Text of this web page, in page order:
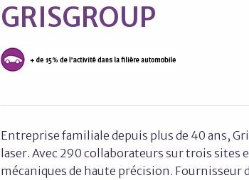
GRISGROUP
Entreprise familiale depuis plus de 40 ans,
laser. Avec 290 collaborateurs sur trois sites
mécaniques de haute précision. Fournisseur